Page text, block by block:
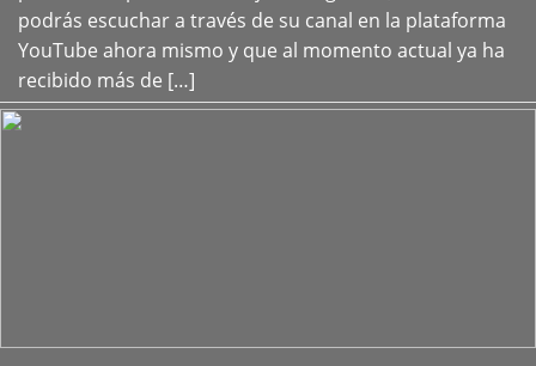
podrás escuchar a través de su canal en la plataforma
YouTube ahora mismo y que al momento actual ya ha
recibido más de […]